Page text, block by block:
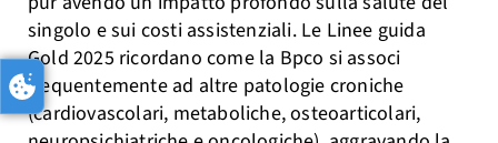
singolo e sui costi assistenziali. Le Linee guida
Gold 2025 ricordano come la Bpco si associ
frequentemente ad altre patologie croniche
(cardiovascolari, metaboliche, osteoarticolari,